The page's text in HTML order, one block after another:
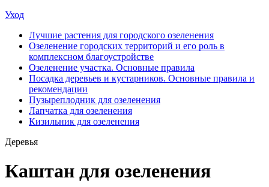
Уход
Лучшие растения для городского озеленения
Озеленение городских территорий и его роль в
комплексном благоустройстве
Озеленение участка. Основные правила
Посадка деревьев и кустарников. Основные правила и
рекомендации
Пузыреплодник для озеленения
Лапчатка для озеленения
Кизильник для озеленения
Деревья
Каштан для озеленения